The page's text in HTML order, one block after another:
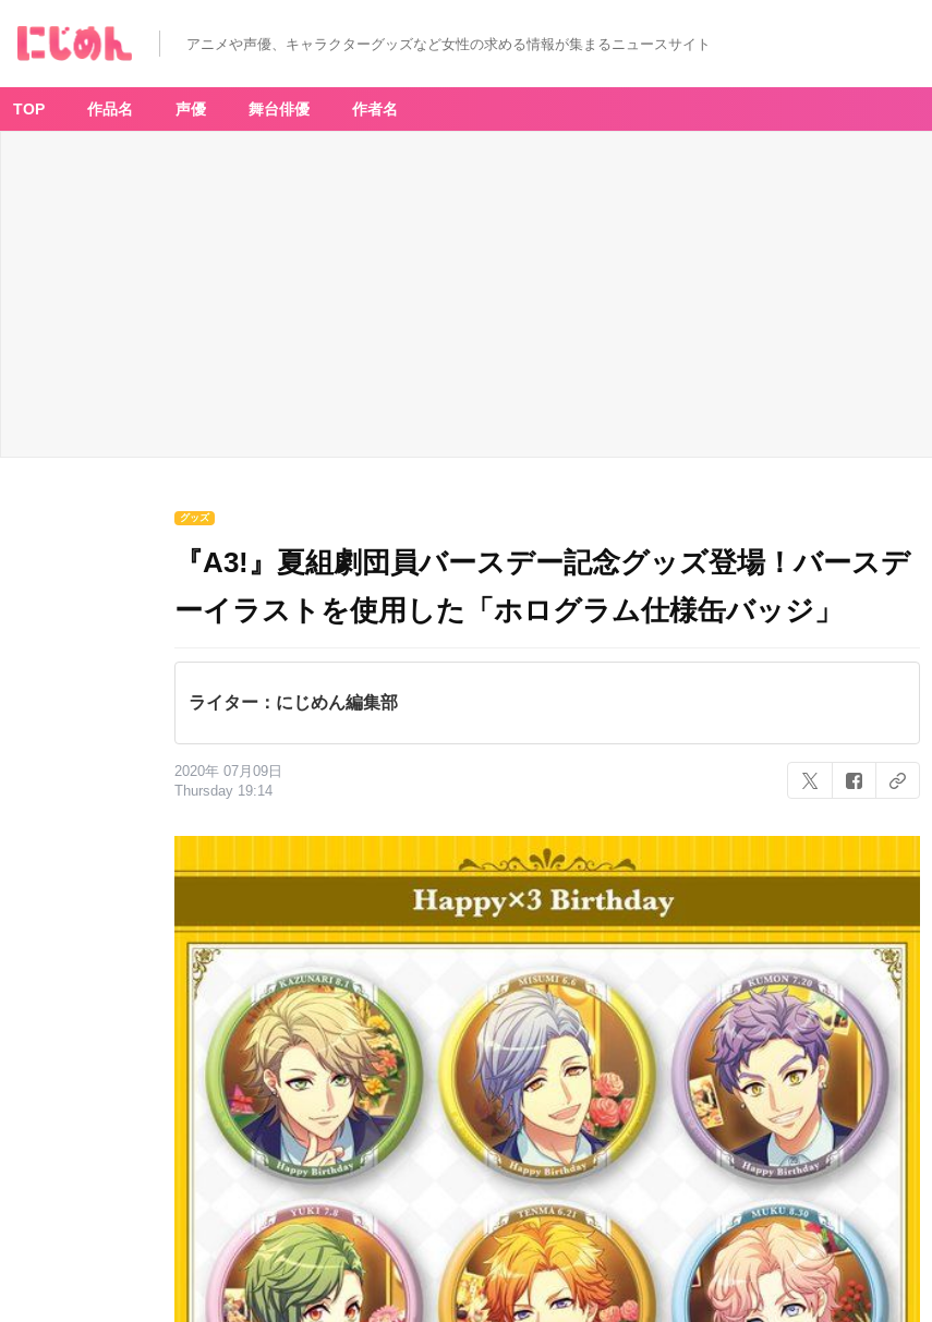
アニメや声優、キャラクターグッズなど女性の求める情報が集まるニュースサイト
TOP 作品名 声優 舞台俳優 作者名
グッズ
『A3!』夏組劇団員バースデー記念グッズ登場！バースデ
ーイラストを使用した「ホログラム仕様缶バッジ」
ライター：にじめん編集部
2020年 07月09日
Thursday 19:14